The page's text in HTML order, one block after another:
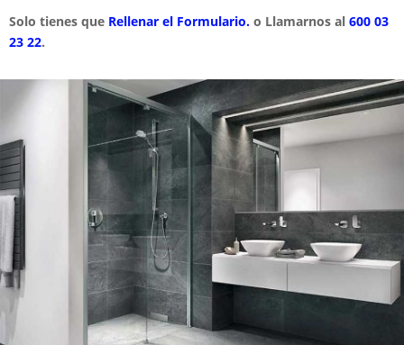
Solo tienes que Rellenar el Formulario. o Llamarnos al 600 03
23 22.